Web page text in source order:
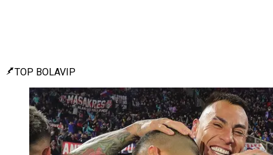
TOP BOLAVIP